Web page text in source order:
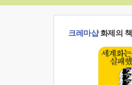
크레마샵화제의 책